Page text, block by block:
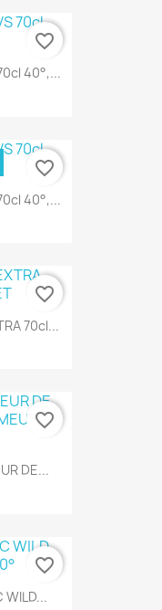
40°,...
favorite_border
40°,...
favorite_border
70cl...
favorite_border
DE...
favorite_border
WILD...
favorite_border